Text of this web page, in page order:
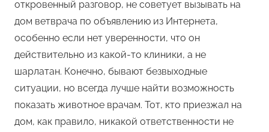
откровенный разговор, не советует вызывать на
дом ветврача по объявлению из Интернета,
особенно если нет уверенности, что он
действительно из какой-то клиники, а не
шарлатан. Конечно, бывают безвыходные
ситуации, но всегда лучше найти возможность
показать животное врачам. Тот, кто приезжал на
дом, как правило, никакой ответственности не